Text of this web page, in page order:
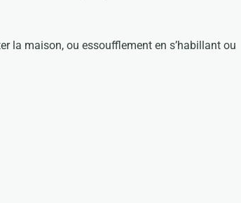
la maison, ou essoufflement en s’habillant ou